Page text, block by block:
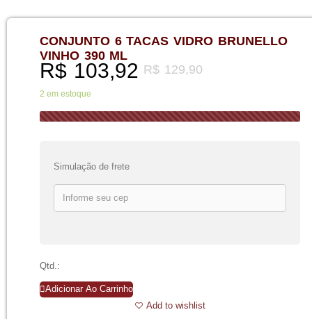
CONJUNTO 6 TACAS VIDRO BRUNELLO
VINHO 390 ML
R$129,90
R$103,92
2 em estoque
Simulação de frete
Qtd.:
Adicionar Ao Carrinho
Add to wishlist